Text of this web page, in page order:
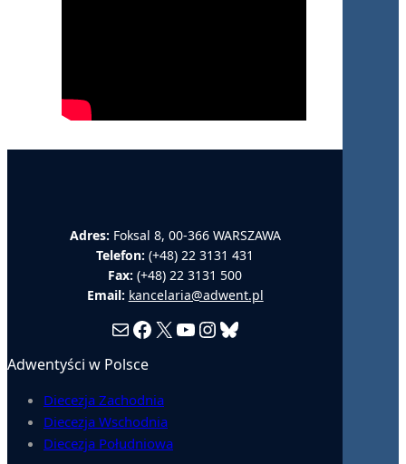
Adres: Foksal 8, 00-366 WARSZAWA
Telefon: (+48) 22 3131 431
Fax: (+48) 22 3131 500
Email: kancelaria@adwent.pl
MailFacebook
X YouTube
Instagram
Bluesky
Adwentyści w Polsce
Diecezja Zachodnia
Diecezja Wschodnia
Diecezja Południowa